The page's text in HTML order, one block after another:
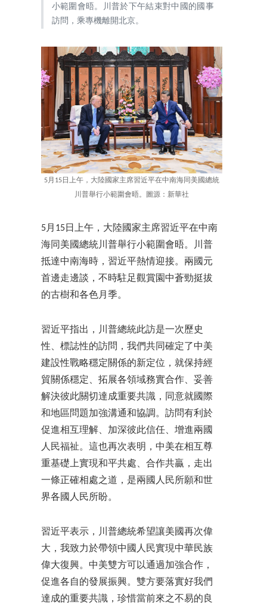
小範圍會晤。川普於下午結束對中國的國事
訪問，乘專機離開北京。
5月15日上午，大陸國家主席習近平在中南海同美國總統
川普舉行小範圍會晤。圖源：新華社
5月15日上午，大陸國家主席習近平在中南
海同美國總統川普舉行小範圍會晤。川普
抵達中南海時，習近平熱情迎接。兩國元
首邊走邊談，不時駐足觀賞園中蒼勁挺拔
的古樹和各色月季。
習近平指出，川普總統此訪是一次歷史
性、標誌性的訪問，我們共同確定了中美
建設性戰略穩定關係的新定位，就保持經
貿關係穩定、拓展各領域務實合作、妥善
解決彼此關切達成重要共識，同意就國際
和地區問題加強溝通和協調。訪問有利於
促進相互理解、加深彼此信任、增進兩國
人民福祉。這也再次表明，中美在相互尊
重基礎上實現和平共處、合作共贏，走出
一條正確相處之道，是兩國人民所願和世
界各國人民所盼。
習近平表示，川普總統希望讓美國再次偉
大，我致力於帶領中國人民實現中華民族
偉大復興。中美雙方可以通過加強合作，
促進各自的發展振興。雙方要落實好我們
達成的重要共識，珍惜當前來之不易的良